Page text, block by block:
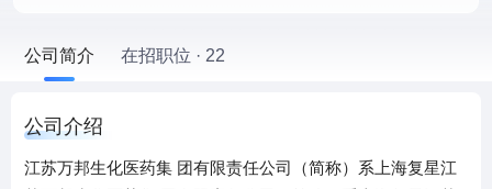
公司简介 在招职位 · 22
公司介绍
江苏万邦生化医药集 团有限责任公司（简称）系上海复星江